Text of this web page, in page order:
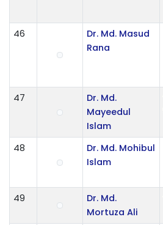
46
Dr. Md. Masud
Rana
47
Dr. Md.
Mayeedul
Islam
48
Dr. Md. Mohibul
Islam
49
Dr. Md.
Mortuza Ali